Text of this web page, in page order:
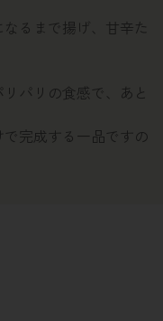
るまで揚げ、甘辛た
パリの食感で、あと
完成する一品ですの